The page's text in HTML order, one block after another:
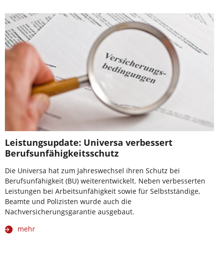
Leistungsupdate: Universa verbessert
Berufsunfähigkeitsschutz
Die Universa hat zum Jahreswechsel ihren Schutz bei
Berufsunfähigkeit (BU) weiterentwickelt. Neben verbesserten
Leistungen bei Arbeitsunfähigkeit sowie für Selbstständige,
Beamte und Polizisten wurde auch die
Nachversicherungsgarantie ausgebaut.
mehr